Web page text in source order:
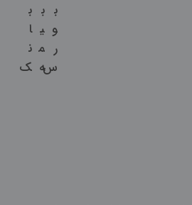
ب
و
ر
س
ب
ی
م
ه
ب
ا
ن
ک